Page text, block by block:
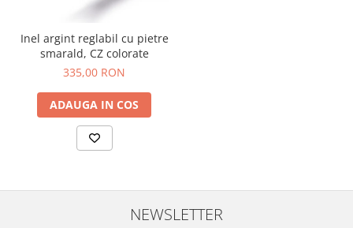
Inel argint reglabil cu pietre
smarald, CZ colorate
335,00 RON
ADAUGA IN COS
NEWSLETTER